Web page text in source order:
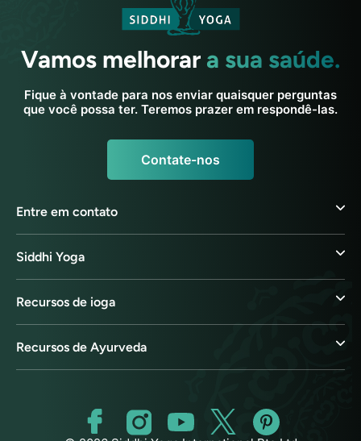
Vamos melhorar a sua saúde.
Fique à vontade para nos enviar quaisquer perguntas
que você possa ter. Teremos prazer em respondê-las.
Contate-nos
Entre em contato
Siddhi Yoga
Recursos de ioga
Recursos de Ayurveda